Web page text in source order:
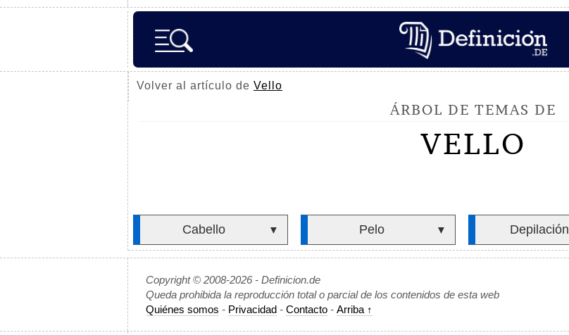
Volver al artículo de Vello
ÁRBOL DE TEMAS DE
VELLO
Cabello ▼ Pelo ▼ Depilación
Copyright © 2008-2026 - Definicion.de
Queda prohibida la reproducción total o parcial de los contenidos de esta web
Quiénes somos - Privacidad - Contacto - Arriba ↑